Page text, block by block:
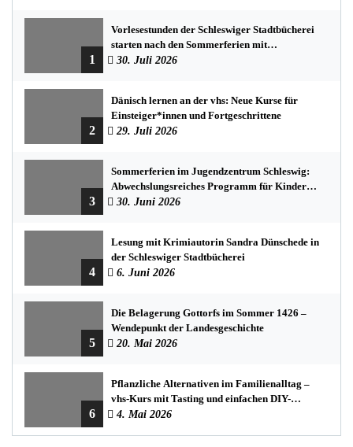
1
Vorlesestunden der Schleswiger Stadtbücherei
starten nach den Sommerferien mit
spannenden Geschichten
30. Juli 2026
2
Dänisch lernen an der vhs: Neue Kurse für
Einsteiger*innen und Fortgeschrittene
29. Juli 2026
3
Sommerferien im Jugendzentrum Schleswig:
Abwechslungsreiches Programm für Kinder
und Jugendliche
30. Juni 2026
4
Lesung mit Krimiautorin Sandra Dünschede in
der Schleswiger Stadtbücherei
6. Juni 2026
5
Die Belagerung Gottorfs im Sommer 1426 –
Wendepunkt der Landesgeschichte
20. Mai 2026
6
Pflanzliche Alternativen im Familienalltag –
vhs-Kurs mit Tasting und einfachen DIY-
Rezepten
4. Mai 2026